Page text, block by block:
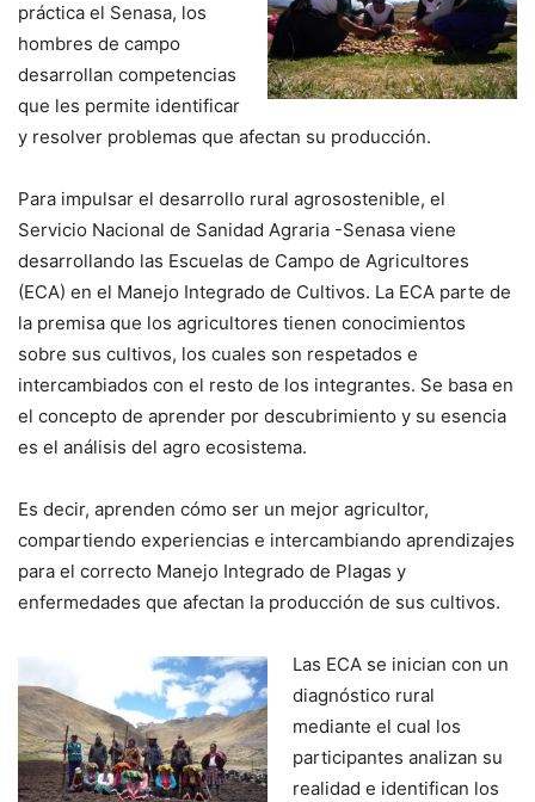
práctica el Senasa, los
hombres de campo
desarrollan competencias
que les permite identificar
y resolver problemas que afectan su producción.
Para impulsar el desarrollo rural agrosostenible, el
Servicio Nacional de Sanidad Agraria -Senasa viene
desarrollando las Escuelas de Campo de Agricultores
(ECA) en el Manejo Integrado de Cultivos. La ECA parte de
la premisa que los agricultores tienen conocimientos
sobre sus cultivos, los cuales son respetados e
intercambiados con el resto de los integrantes. Se basa en
el concepto de aprender por descubrimiento y su esencia
es el análisis del agro ecosistema.
Es decir, aprenden cómo ser un mejor agricultor,
compartiendo experiencias e intercambiando aprendizajes
para el correcto Manejo Integrado de Plagas y
enfermedades que afectan la producción de sus cultivos.
Las ECA se inician con un
diagnóstico rural
mediante el cual los
participantes analizan su
realidad e identifican los